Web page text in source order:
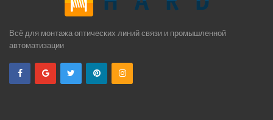
Всё для монтажа оптических линий связи и промышленной
автоматизации